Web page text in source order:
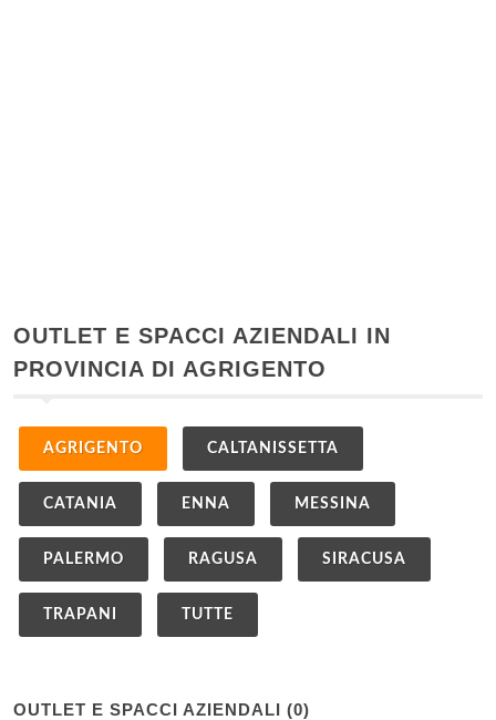
OUTLET E SPACCI AZIENDALI IN
PROVINCIA DI AGRIGENTO
AGRIGENTO CALTANISSETTA
CATANIA ENNA MESSINA
PALERMO RAGUSA SIRACUSA
TRAPANI TUTTE
OUTLET E SPACCI AZIENDALI (0)